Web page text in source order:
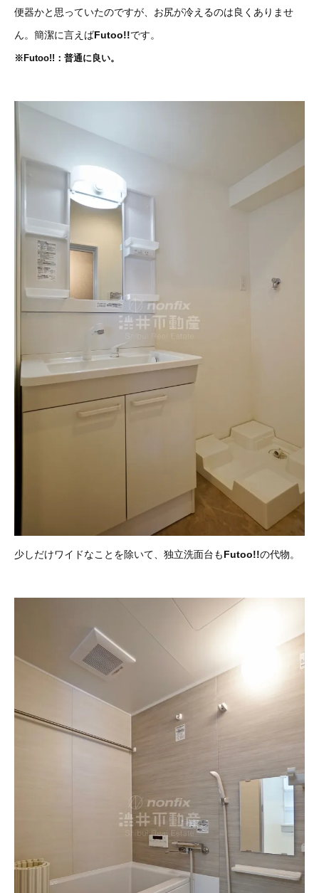
便器かと思っていたのですが、お尻が冷えるのは良くありませ
ん。簡潔に言えばFutoo!!です。
※Futoo!!：普通に良い。
少しだけワイドなことを除いて、独立洗面台もFutoo!!の代物。